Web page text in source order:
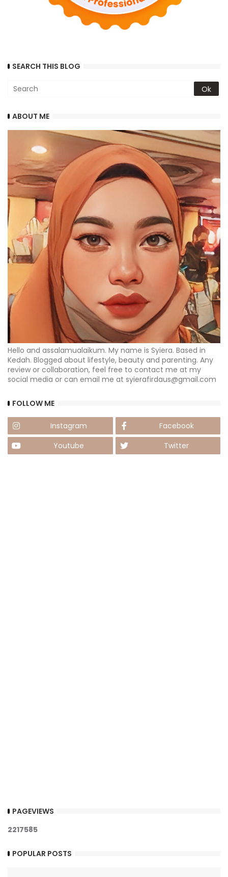
SEARCH THIS BLOG
ABOUT ME
Hello and assalamualaikum. My name is Syiera. Based in
Kedah. Blogged about lifestyle, beauty and parenting. Any
review or collaboration, feel free to contact me at my
social media or can email me at syierafirdaus@gmail.com
FOLLOW ME
Instagram
Facebook
Youtube
Twitter
PAGEVIEWS
2217585
POPULAR POSTS